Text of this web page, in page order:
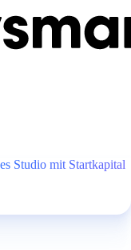
Studio mit Startkapital